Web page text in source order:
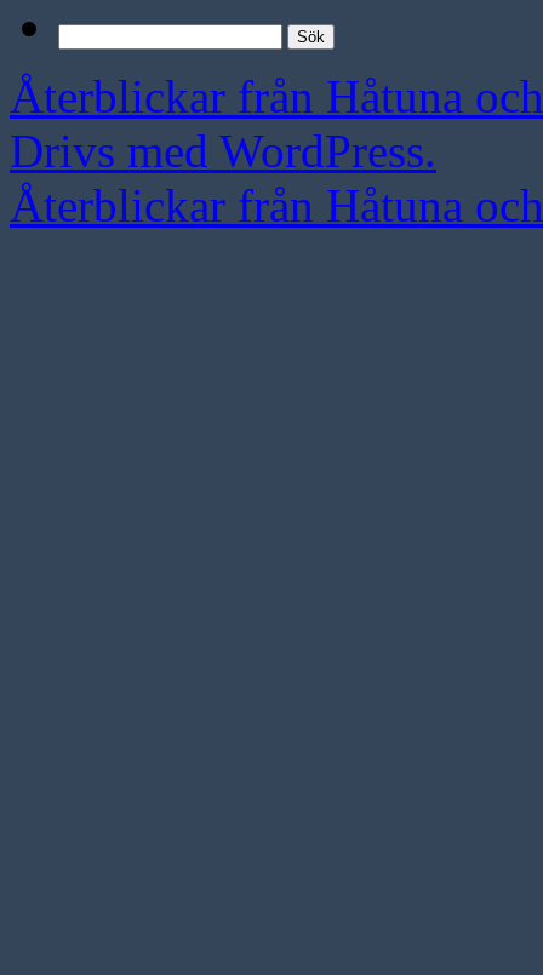
efter:
Återblickar från Håtuna
Drivs med WordPress.
Återblickar från Håtuna